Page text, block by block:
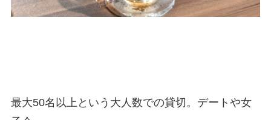
最大50名以上という大人数での貸切。デートや女